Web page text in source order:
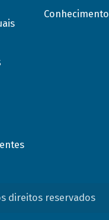
Conhecimento
direitos reservados